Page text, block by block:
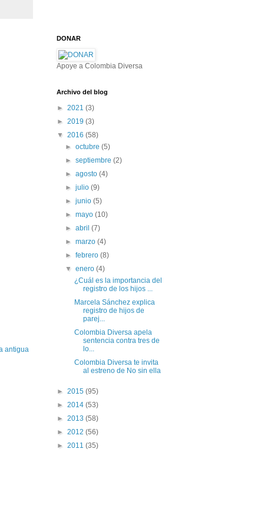
antigua
DONAR
Apoye a Colombia Diversa
Archivo del blog
► 2021 (3)
► 2019 (3)
▼ 2016 (58)
►octubre(5)
►septiembre(2)
►agosto(4)
►julio(9)
►junio(5)
►mayo(10)
►abril(7)
►marzo(4)
►febrero(8)
▼enero(4)
¿Cuál es la importancia del
registro de los hijos ...
Marcela Sánchez explica
registro de hijos de
parej...
Colombia Diversa apela
sentencia contra tres de
lo...
Colombia Diversa te invita
al estreno de No sin ella
► 2015 (95)
► 2014 (53)
► 2013 (58)
► 2012 (56)
► 2011 (35)